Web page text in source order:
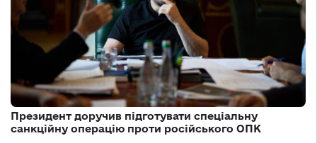
Президент доручив підготувати спеціальну
санкційну операцію проти російського ОПК